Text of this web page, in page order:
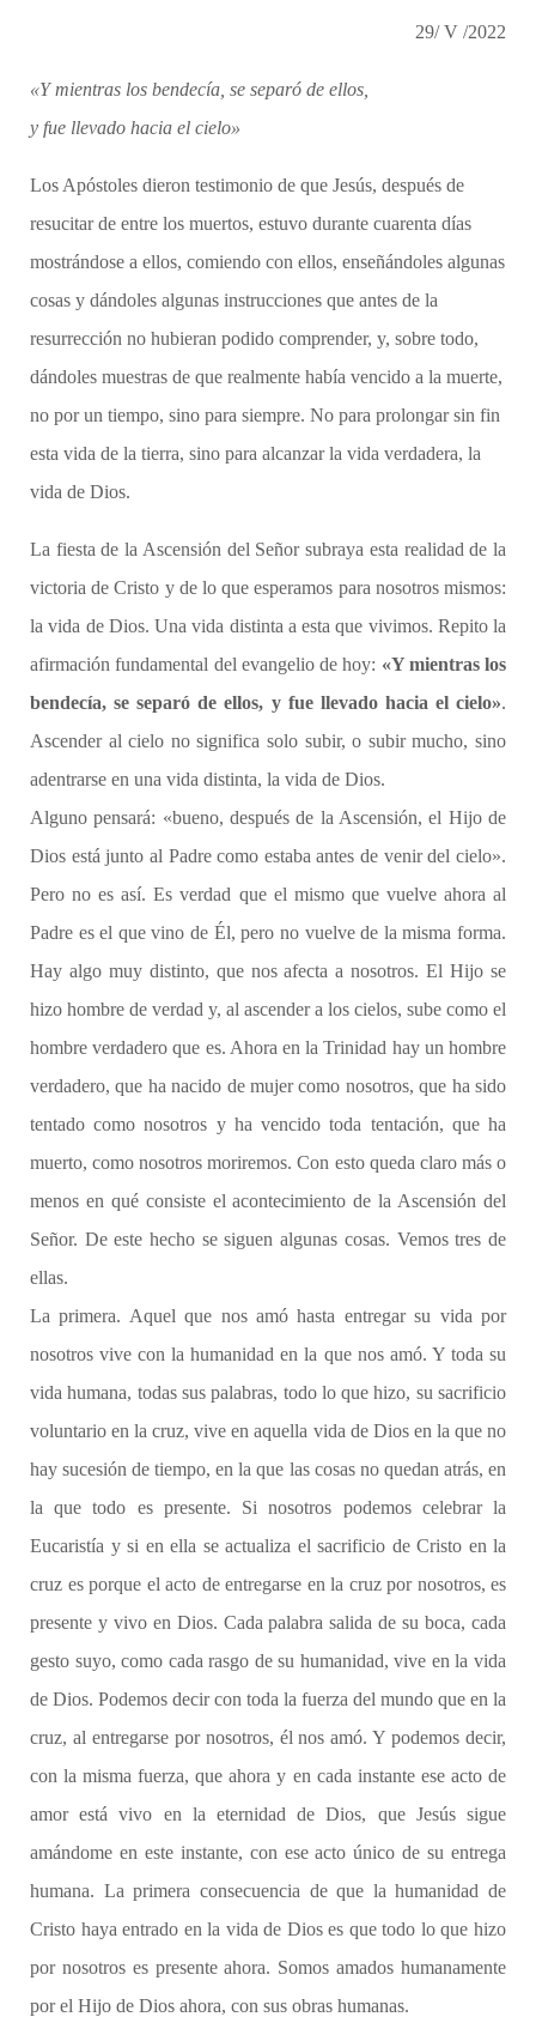
29/ V /2022
«Y mientras los bendecía, se separó de ellos,
y fue llevado hacia el cielo»
Los Apóstoles dieron testimonio de que Jesús, después de
resucitar de entre los muertos, estuvo durante cuarenta días
mostrándose a ellos, comiendo con ellos, enseñándoles algunas
cosas y dándoles algunas instrucciones que antes de la
resurrección no hubieran podido comprender, y, sobre todo,
dándoles muestras de que realmente había vencido a la muerte,
no por un tiempo, sino para siempre. No para prolongar sin fin
esta vida de la tierra, sino para alcanzar la vida verdadera, la
vida de Dios.
La fiesta de la Ascensión del Señor subraya esta realidad de la
victoria de Cristo y de lo que esperamos para nosotros mismos:
la vida de Dios. Una vida distinta a esta que vivimos. Repito la
afirmación fundamental del evangelio de hoy: «Y mientras los
bendecía, se separó de ellos, y fue llevado hacia el cielo».
Ascender al cielo no significa solo subir, o subir mucho, sino
adentrarse en una vida distinta, la vida de Dios.
Alguno pensará: «bueno, después de la Ascensión, el Hijo de
Dios está junto al Padre como estaba antes de venir del cielo».
Pero no es así. Es verdad que el mismo que vuelve ahora al
Padre es el que vino de Él, pero no vuelve de la misma forma.
Hay algo muy distinto, que nos afecta a nosotros. El Hijo se
hizo hombre de verdad y, al ascender a los cielos, sube como el
hombre verdadero que es. Ahora en la Trinidad hay un hombre
verdadero, que ha nacido de mujer como nosotros, que ha sido
tentado como nosotros y ha vencido toda tentación, que ha
muerto, como nosotros moriremos. Con esto queda claro más o
menos en qué consiste el acontecimiento de la Ascensión del
Señor. De este hecho se siguen algunas cosas. Vemos tres de
ellas.
La primera. Aquel que nos amó hasta entregar su vida por
nosotros vive con la humanidad en la que nos amó. Y toda su
vida humana, todas sus palabras, todo lo que hizo, su sacrificio
voluntario en la cruz, vive en aquella vida de Dios en la que no
hay sucesión de tiempo, en la que las cosas no quedan atrás, en
la que todo es presente. Si nosotros podemos celebrar la
Eucaristía y si en ella se actualiza el sacrificio de Cristo en la
cruz es porque el acto de entregarse en la cruz por nosotros, es
presente y vivo en Dios. Cada palabra salida de su boca, cada
gesto suyo, como cada rasgo de su humanidad, vive en la vida
de Dios. Podemos decir con toda la fuerza del mundo que en la
cruz, al entregarse por nosotros, él nos amó. Y podemos decir,
con la misma fuerza, que ahora y en cada instante ese acto de
amor está vivo en la eternidad de Dios, que Jesús sigue
amándome en este instante, con ese acto único de su entrega
humana. La primera consecuencia de que la humanidad de
Cristo haya entrado en la vida de Dios es que todo lo que hizo
por nosotros es presente ahora. Somos amados humanamente
por el Hijo de Dios ahora, con sus obras humanas.